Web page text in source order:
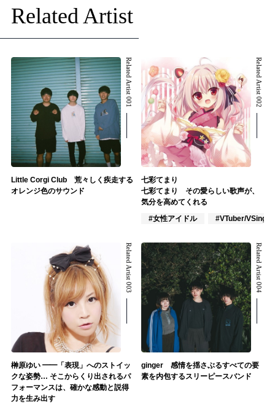
Related Artist
Related Artist 001
Little Corgi Club 荒々しく疾走する
オレンジ色のサウンド
Related Artist 002
七彩てまり
七彩てまり その愛らしい歌声が、
気分を高めてくれる
#女性アイドル
#VTuber/VSinger
Related Artist 003
榊原ゆい ━━「表現」へのストイッ
クな姿勢… そこからくり出されるパ
フォーマンスは、確かな感動と説得
力を生み出す
Related Artist 004
ginger 感情を揺さぶるすべての要
素を内包するスリーピースバンド